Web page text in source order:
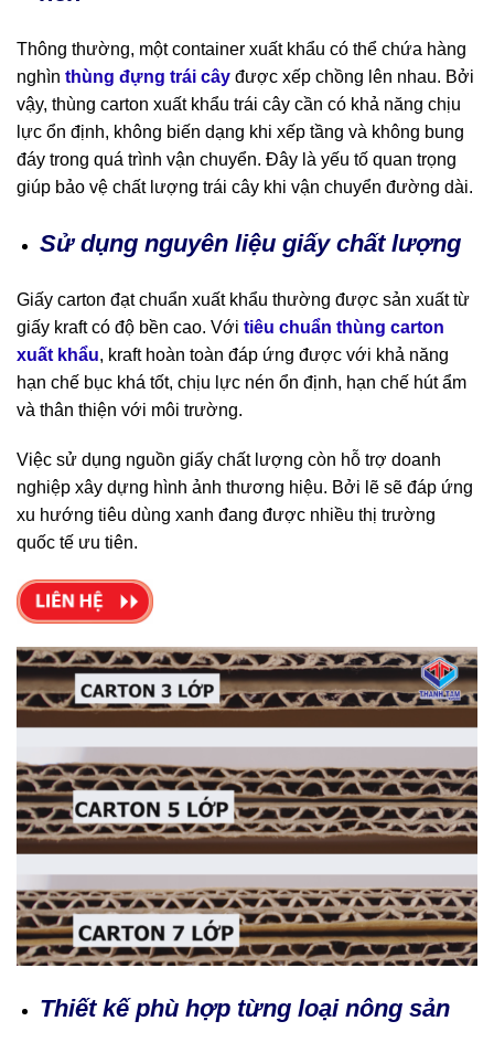
Thông thường, một container xuất khẩu có thể chứa hàng
nghìn thùng đựng trái cây được xếp chồng lên nhau. Bởi
vậy, thùng carton xuất khẩu trái cây cần có khả năng chịu
lực ổn định, không biến dạng khi xếp tầng và không bung
đáy trong quá trình vận chuyển. Đây là yếu tố quan trọng
giúp bảo vệ chất lượng trái cây khi vận chuyển đường dài.
Sử dụng nguyên liệu giấy chất lượng
Giấy carton đạt chuẩn xuất khẩu thường được sản xuất từ
giấy kraft có độ bền cao. Với tiêu chuẩn thùng carton
xuất khẩu, kraft hoàn toàn đáp ứng được với khả năng
hạn chế bục khá tốt, chịu lực nén ổn định, hạn chế hút ẩm
và thân thiện với môi trường.
Việc sử dụng nguồn giấy chất lượng còn hỗ trợ doanh
nghiệp xây dựng hình ảnh thương hiệu. Bởi lẽ sẽ đáp ứng
xu hướng tiêu dùng xanh đang được nhiều thị trường
quốc tế ưu tiên.
Thiết kế phù hợp từng loại nông sản